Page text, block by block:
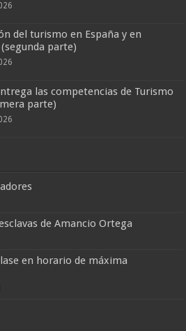
del turismo en España y en
parte)
las competencias de Turismo
parte)
de Amancio Ortega
en horario de máxima